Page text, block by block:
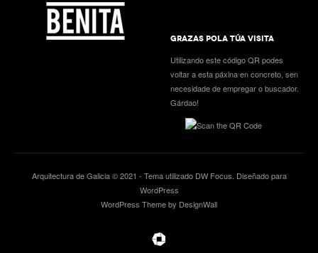
GRAZAS POLA TÚA VISITA
Utilizando este código QR podes
voltar a esta páxina en concreto, sen
necesidade de empregar o buscador.
Gárdao!
Arquitectura de Galicia © 2021 - Tema utilizado DW Focus . Diseñado para
WordPress
WordPress Theme by DesignWall